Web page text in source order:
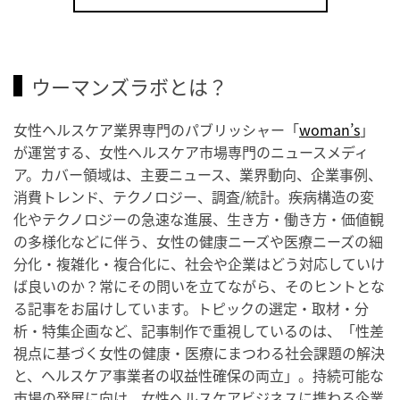
ウーマンズラボとは？
女性ヘルスケア業界専門のパブリッシャー「woman’s」
が運営する、女性ヘルスケア市場専門のニュースメディ
ア。カバー領域は、主要ニュース、業界動向、企業事例、
消費トレンド、テクノロジー、調査/統計。疾病構造の変
化やテクノロジーの急速な進展、生き方・働き方・価値観
の多様化などに伴う、女性の健康ニーズや医療ニーズの細
分化・複雑化・複合化に、社会や企業はどう対応していけ
ば良いのか？常にその問いを立てながら、そのヒントとな
る記事をお届けしています。トピックの選定・取材・分
析・特集企画など、記事制作で重視しているのは、「性差
視点に基づく女性の健康・医療にまつわる社会課題の解決
と、ヘルスケア事業者の収益性確保の両立」。持続可能な